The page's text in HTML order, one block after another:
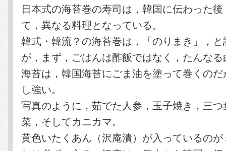
日本式の海苔巻の寿司は，韓国に伝わった
て，異なる料理となっている。
韓式・韓流？の海苔巻は，「のりまき」，
が，まず，ごはんは酢飯ではなく，たんな
海苔は，韓国海苔にごま油を塗って巻くの
し強い。
写真のように，茹でた人参，玉子焼き，三
菜，そしてカニカマ。
黄色いたくあん（沢庵漬）が入っているの